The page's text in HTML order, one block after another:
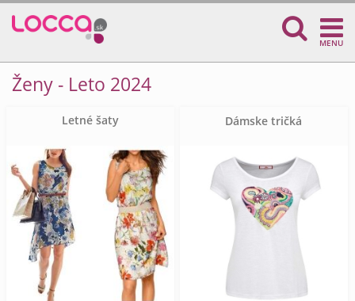
MENU
Ženy - Leto 2024
Letné šaty Dámske tričká